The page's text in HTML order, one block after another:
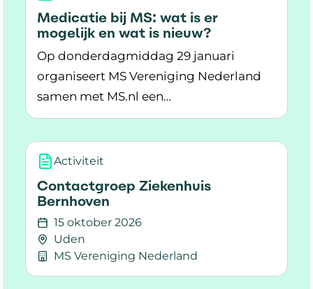
informatie op MS.nl te delen met een
QR-code of via e-mail. Het achterlaten
van een eigen e-mailadres is niet nodig.
Deze nieuwe functionaliteiten zijn
ontwikkeld, zodat zorgverleners MS.nl
Medicatie bij MS: wat is er
mogelijk en wat is nieuw?
Op donderdagmiddag 29 januari
organiseert MS Vereniging Nederland
samen met MS.nl een
informatiemiddag over medicatie bij
Lees meer over Medicatie bij MS: wat is er
Activiteit
Contactgroep Ziekenhuis
Bernhoven
15 oktober 2026
Uden
MS Vereniging Nederland
Lees meer over Contactgroep Ziekenhuis